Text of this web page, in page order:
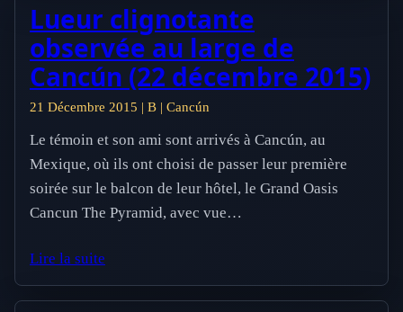
Lueur clignotante
observée au large de
Cancún (22 décembre 2015)
21 Décembre 2015 | B | Cancún
Le témoin et son ami sont arrivés à Cancún, au
Mexique, où ils ont choisi de passer leur première
soirée sur le balcon de leur hôtel, le Grand Oasis
Cancun The Pyramid, avec vue…
Lire la suite